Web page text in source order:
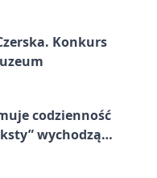
Konkurs
codzienność
wychodzą